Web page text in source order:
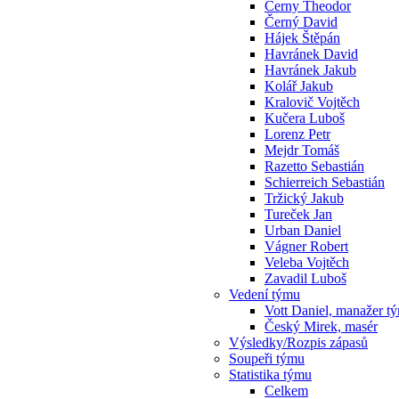
Cerny Theodor
Černý David
Hájek Štěpán
Havránek David
Havránek Jakub
Kolář Jakub
Kralovič Vojtěch
Kučera Luboš
Lorenz Petr
Mejdr Tomáš
Razetto Sebastián
Schierreich Sebastián
Tržický Jakub
Tureček Jan
Urban Daniel
Vágner Robert
Veleba Vojtěch
Zavadil Luboš
Vedení týmu
Vott Daniel, manažer
Český Mirek, masér
Výsledky/Rozpis zápasů
Soupeři týmu
Statistika týmu
Celkem